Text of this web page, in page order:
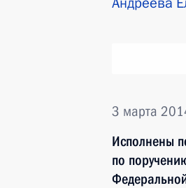
3 марта
Исполнены
по